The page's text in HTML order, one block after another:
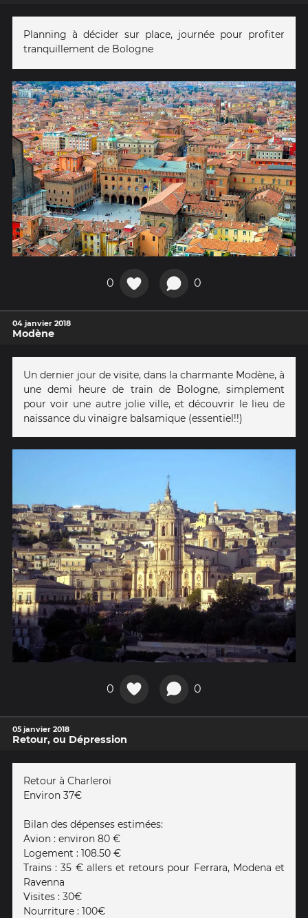
Planning à décider sur place, journée pour profiter
tranquillement de Bologne
0 0
04 janvier 2018
Modène
Un dernier jour de visite, dans la charmante Modène, à
une demi heure de train de Bologne, simplement
pour voir une autre jolie ville, et découvrir le lieu de
naissance du vinaigre balsamique (essentiel!!)
0 0
05 janvier 2018
Retour, ou Dépression
Retour à Charleroi
Environ 37€
Bilan des dépenses estimées:
Avion : environ 80 €
Logement : 108.50 €
Trains : 35 € allers et retours pour Ferrara, Modena et
Ravenna
Visites : 30€
Nourriture : 100€